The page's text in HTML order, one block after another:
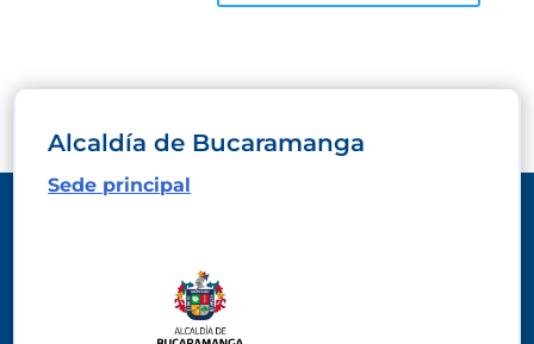
Alcaldía de Bucaramanga
Sede principal